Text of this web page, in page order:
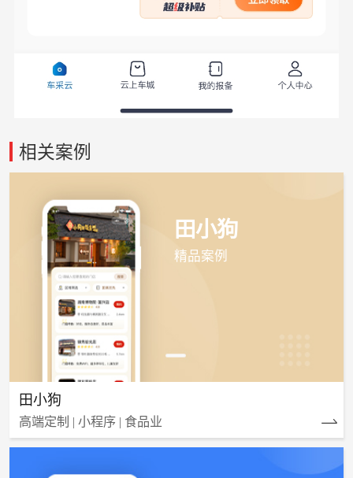
相关案例
田小狗
精品案例
田小狗
高端定制 | 小程序 | 食品业